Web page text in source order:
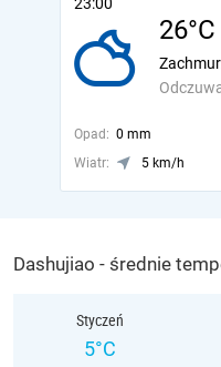
26°C
Opad: 0 mm
Wiatr:
5 km/h
Dashujiao - średnie
Styczeń
5°C